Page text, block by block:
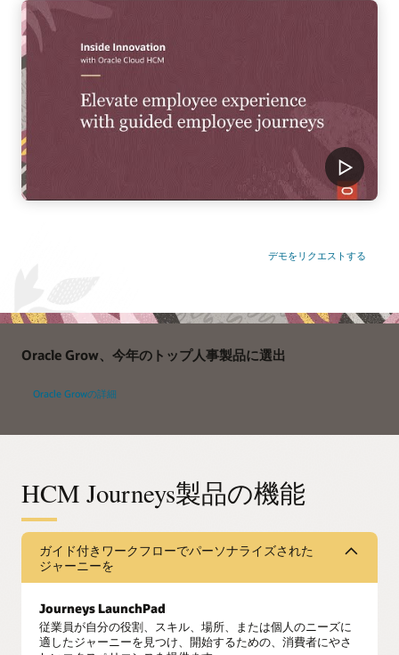
デモをリクエストする
Oracle Grow、今年のトップ人事製品に選出
Oracle Growの詳細
HCM Journeys製品の機能
ガイド付きワークフローでパーソナライズされた
ジャーニーを
Journeys LaunchPad
従業員が自分の役割、スキル、場所、または個人のニーズに
適したジャーニーを見つけ、開始するための、消費者にやさ